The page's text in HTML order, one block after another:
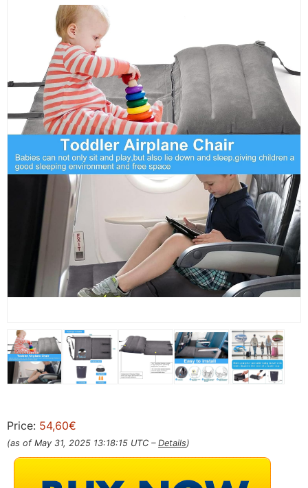
Price: 54,60€
(as of May 31, 2025 13:18:15 UTC – Details)